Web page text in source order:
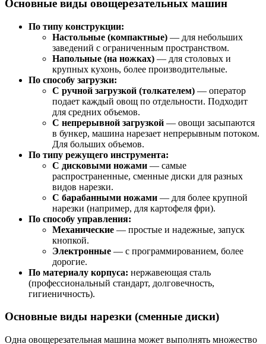
Основные виды овощерезательных машин
По типу конструкции:
Настольные (компактные) — для небольших
заведений с ограниченным пространством.
Напольные (на ножках) — для столовых и
крупных кухонь, более производительные.
По способу загрузки:
С ручной загрузкой (толкателем) — оператор
подает каждый овощ по отдельности. Подходит
для средних объемов.
С непрерывной загрузкой — овощи засыпаются
в бункер, машина нарезает непрерывным потоком.
Для больших объемов.
По типу режущего инструмента:
С дисковыми ножами — самые
распространенные, сменные диски для разных
видов нарезки.
С барабанными ножами — для более крупной
нарезки (например, для картофеля фри).
По способу управления:
Механические — простые и надежные, запуск
кнопкой.
Электронные — с программированием, более
дорогие.
По материалу корпуса: нержавеющая сталь
(профессиональный стандарт, долговечность,
гигиеничность).
Основные виды нарезки (сменные диски)
Одна овощерезательная машина может выполнять множество